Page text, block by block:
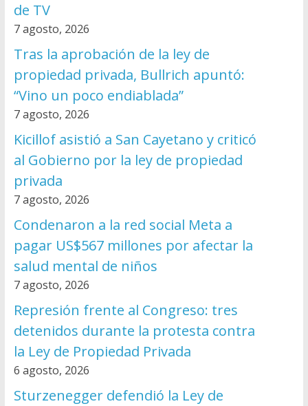
de TV
7 agosto, 2026
Tras la aprobación de la ley de
propiedad privada, Bullrich apuntó:
“Vino un poco endiablada”
7 agosto, 2026
Kicillof asistió a San Cayetano y criticó
al Gobierno por la ley de propiedad
privada
7 agosto, 2026
Condenaron a la red social Meta a
pagar US$567 millones por afectar la
salud mental de niños
7 agosto, 2026
Represión frente al Congreso: tres
detenidos durante la protesta contra
la Ley de Propiedad Privada
6 agosto, 2026
Sturzenegger defendió la Ley de